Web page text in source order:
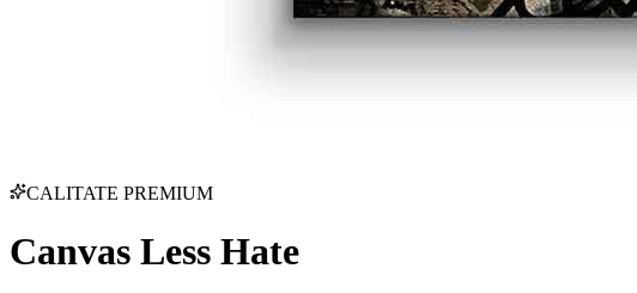
CALITATE PREMIUM
Canvas Less Hate